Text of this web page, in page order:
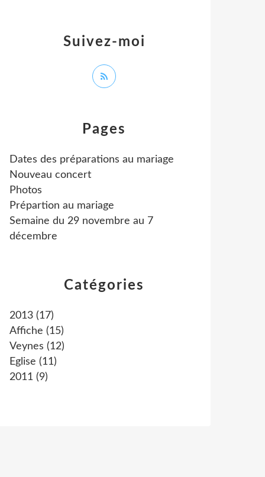
Catégories
2013 (17)
Affiche (15)
Veynes (12)
Eglise (11)
2011 (9)
Pages
Dates des préparations au mariage
Nouveau concert
Photos
Prépartion au mariage
Semaine du 29 novembre au 7
décembre
Suivez-moi